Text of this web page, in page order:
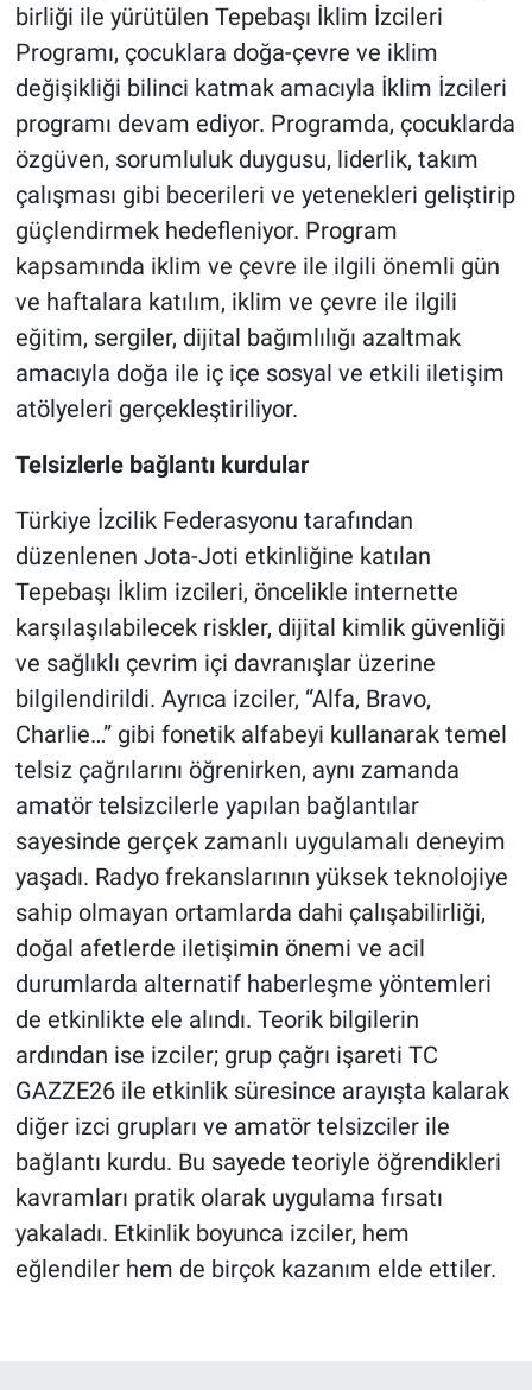
birliği ile yürütülen Tepebaşı İklim İzcileri
Programı, çocuklara doğa-çevre ve iklim
değişikliği bilinci katmak amacıyla İklim İzcileri
programı devam ediyor. Programda, çocuklarda
özgüven, sorumluluk duygusu, liderlik, takım
çalışması gibi becerileri ve yetenekleri geliştirip
güçlendirmek hedefleniyor. Program
kapsamında iklim ve çevre ile ilgili önemli gün
ve haftalara katılım, iklim ve çevre ile ilgili
eğitim, sergiler, dijital bağımlılığı azaltmak
amacıyla doğa ile iç içe sosyal ve etkili iletişim
atölyeleri gerçekleştiriliyor.
Telsizlerle bağlantı kurdular
Türkiye İzcilik Federasyonu tarafından
düzenlenen Jota-Joti etkinliğine katılan
Tepebaşı İklim izcileri, öncelikle internette
karşılaşılabilecek riskler, dijital kimlik güvenliği
ve sağlıklı çevrim içi davranışlar üzerine
bilgilendirildi. Ayrıca izciler, “Alfa, Bravo,
Charlie…” gibi fonetik alfabeyi kullanarak temel
telsiz çağrılarını öğrenirken, aynı zamanda
amatör telsizcilerle yapılan bağlantılar
sayesinde gerçek zamanlı uygulamalı deneyim
yaşadı. Radyo frekanslarının yüksek teknolojiye
sahip olmayan ortamlarda dahi çalışabilirliği,
doğal afetlerde iletişimin önemi ve acil
durumlarda alternatif haberleşme yöntemleri
de etkinlikte ele alındı. Teorik bilgilerin
ardından ise izciler; grup çağrı işareti TC
GAZZE26 ile etkinlik süresince arayışta kalarak
diğer izci grupları ve amatör telsizciler ile
bağlantı kurdu. Bu sayede teoriyle öğrendikleri
kavramları pratik olarak uygulama fırsatı
yakaladı. Etkinlik boyunca izciler, hem
eğlendiler hem de birçok kazanım elde ettiler.